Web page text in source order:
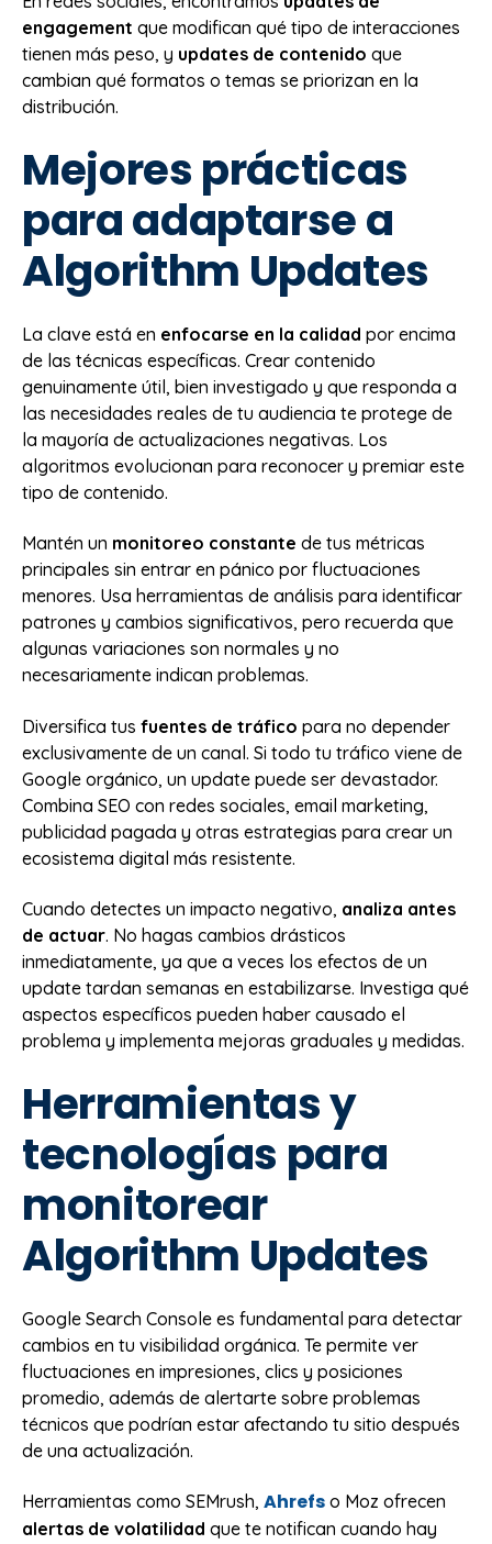
engagement que modifican qué tipo de interacciones
tienen más peso, y updates de contenido que
cambian qué formatos o temas se priorizan en la
distribución.
Mejores prácticas
para adaptarse a
Algorithm Updates
La clave está en enfocarse en la calidad por encima
de las técnicas específicas. Crear contenido
genuinamente útil, bien investigado y que responda a
las necesidades reales de tu audiencia te protege de
la mayoría de actualizaciones negativas. Los
algoritmos evolucionan para reconocer y premiar este
tipo de contenido.
Mantén un monitoreo constante de tus métricas
principales sin entrar en pánico por fluctuaciones
menores. Usa herramientas de análisis para identificar
patrones y cambios significativos, pero recuerda que
algunas variaciones son normales y no
necesariamente indican problemas.
Diversifica tus fuentes de tráfico para no depender
exclusivamente de un canal. Si todo tu tráfico viene de
Google orgánico, un update puede ser devastador.
Combina SEO con redes sociales, email marketing,
publicidad pagada y otras estrategias para crear un
ecosistema digital más resistente.
Cuando detectes un impacto negativo, analiza antes
de actuar. No hagas cambios drásticos
inmediatamente, ya que a veces los efectos de un
update tardan semanas en estabilizarse. Investiga qué
aspectos específicos pueden haber causado el
problema y implementa mejoras graduales y medidas.
Herramientas y
tecnologías para
monitorear
Algorithm Updates
Google Search Console es fundamental para detectar
cambios en tu visibilidad orgánica. Te permite ver
fluctuaciones en impresiones, clics y posiciones
promedio, además de alertarte sobre problemas
técnicos que podrían estar afectando tu sitio después
de una actualización.
Herramientas como SEMrush, Ahrefs o Moz ofrecen
alertas de volatilidad que te notifican cuando hay